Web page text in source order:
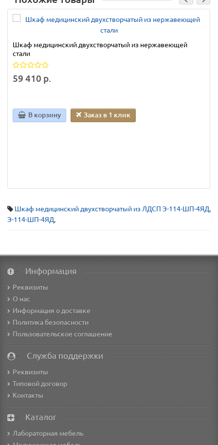
Шкаф медицинский двухстворчатый из нержавеющей
стали
59 410 р.
В корзину Заказ в 1 клик
Шкаф медицинский двухстворчатый из ЛДСП Э-114-ШП-4ЯД,
Э-114-ШП-4ЯД,
Информация
Реквизиты
О нас
Информация о доставке
Политика безопасности
Пользовательское соглашение
Служба поддержки
Реквизиты
Типовой договор
Контакты
Каталог
Лабораторная мебель